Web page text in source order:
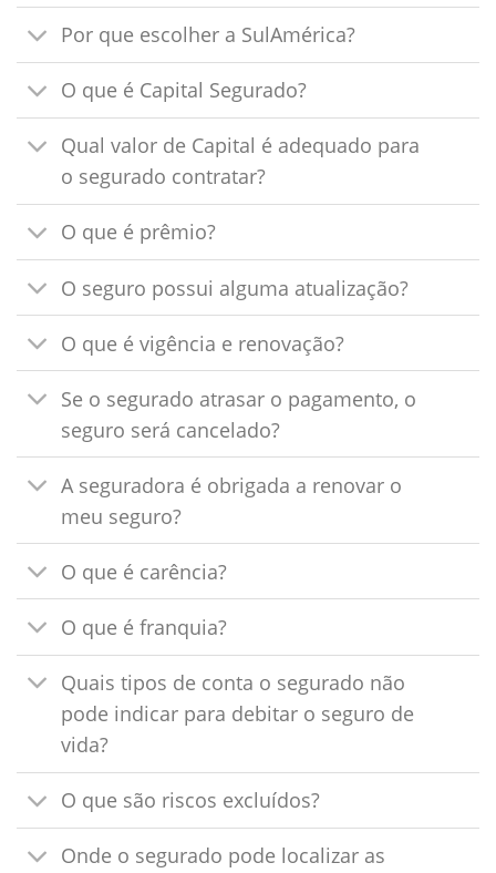
Por que escolher a SulAmérica?
O que é Capital Segurado?
Qual valor de Capital é adequado para
o segurado contratar?
O que é prêmio?
O seguro possui alguma atualização?
O que é vigência e renovação?
Se o segurado atrasar o pagamento, o
seguro será cancelado?
A seguradora é obrigada a renovar o
meu seguro?
O que é carência?
O que é franquia?
Quais tipos de conta o segurado não
pode indicar para debitar o seguro de
vida?
O que são riscos excluídos?
Onde o segurado pode localizar as